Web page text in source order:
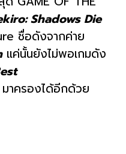
Shadows Die
ชื่อดังจากค่าย
แค่นั้นยังไม่พอเกมดัง
าครองได้อีกด้วย